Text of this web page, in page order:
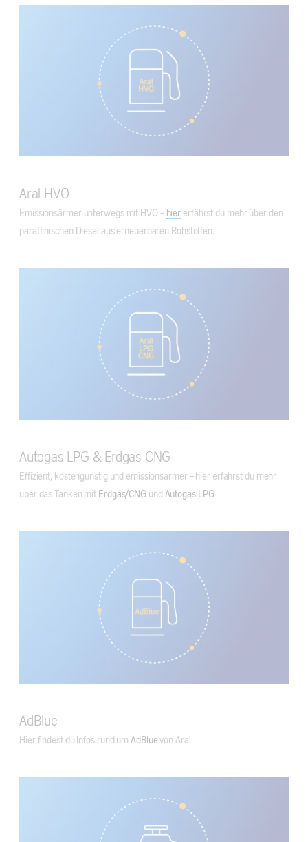
Aral HVO
Emissionsärmer unterwegs mit HVO – hier erfährst du mehr über den
paraffinischen Diesel aus erneuerbaren Rohstoffen.
Autogas LPG & Erdgas CNG
Effizient, kostengünstig und emissionsärmer – hier erfährst du mehr
über das Tanken mit Erdgas/CNG und Autogas LPG.
AdBlue
Hier findest du Infos rund um AdBlue von Aral.